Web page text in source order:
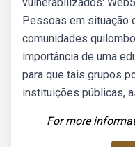
Pessoas em situação
comunidades
importância de uma
para que tais grupos
instituições públicas,
For more